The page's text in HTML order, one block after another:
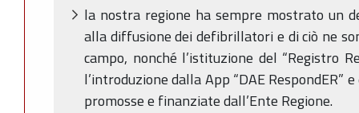
la nostra regione ha sempre mostrato un
alla diffusione dei defibrillatori e di ciò ne
campo, nonché l’istituzione del “Registro
l’introduzione dalla App “DAE
promosse e finanziate dall’Ente Regione.